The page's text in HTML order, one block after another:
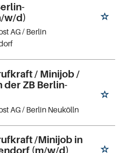
w/d)
AG/ Berlin
/ Minijob /
ZB Berlin-
AG/ Berlin Neukölln
/Minijob in